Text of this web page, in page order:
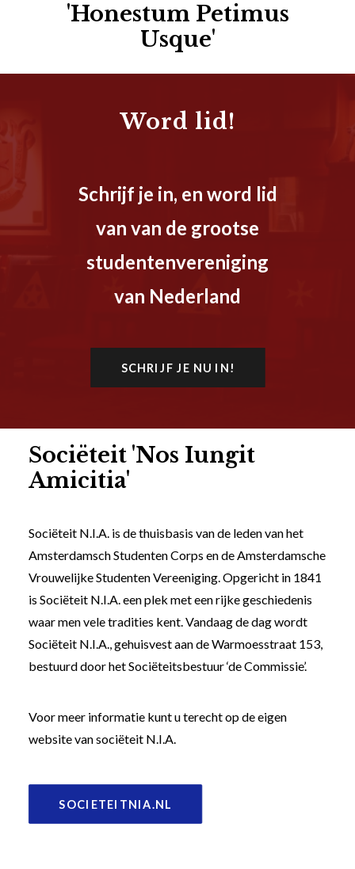
'Honestum Petimus
Usque'
Word lid!
Schrijf je in, en word lid
van van de grootse
studentenvereniging
van Nederland
SCHRIJF JE NU IN!
Sociëteit 'Nos Iungit
Amicitia'
Sociëteit N.I.A. is de thuisbasis van de leden van het
Amsterdamsch Studenten Corps en de Amsterdamsche
Vrouwelijke Studenten Vereeniging. Opgericht in 1841
is Sociëteit N.I.A. een plek met een rijke geschiedenis
waar men vele tradities kent. Vandaag de dag wordt
Sociëteit N.I.A., gehuisvest aan de Warmoesstraat 153,
bestuurd door het Sociëteitsbestuur ‘de Commissie’.
Voor meer informatie kunt u terecht op de eigen
website van sociëteit N.I.A.
SOCIETEITNIA.NL